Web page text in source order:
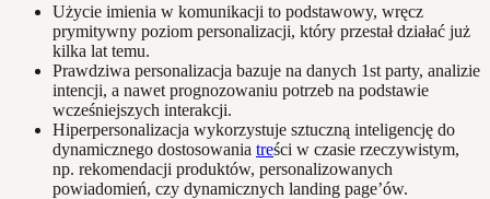
Użycie imienia w komunikacji to podstawowy, wręcz
prymitywny poziom personalizacji, który przestał działać już
kilka lat temu.
Prawdziwa personalizacja bazuje na danych 1st party, analizie
intencji, a nawet prognozowaniu potrzeb na podstawie
wcześniejszych interakcji.
Hiperpersonalizacja wykorzystuje sztuczną inteligencję do
dynamicznego dostosowania treści w czasie rzeczywistym,
np. rekomendacji produktów, personalizowanych
powiadomień, czy dynamicznych landing page’ów.